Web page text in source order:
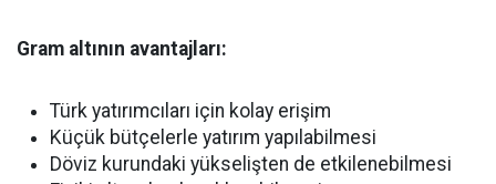
Gram altının avantajları:
Türk yatırımcıları için kolay erişim
Küçük bütçelerle yatırım yapılabilmesi
Döviz kurundaki yükselişten de etkilenebilmesi